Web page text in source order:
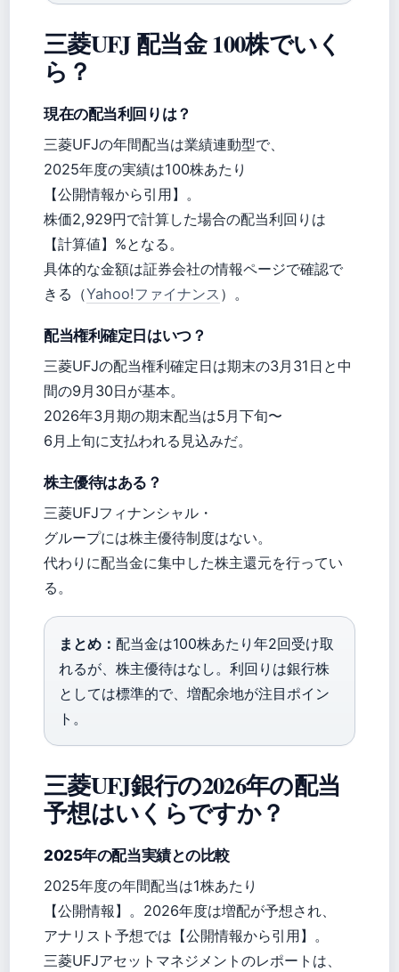
三菱UFJ 配当金 100株でいく
ら？
現在の配当利回りは？
三菱UFJの年間配当は業績連動型で、
2025年度の実績は100株あたり
【公開情報から引用】。
株価2,929円で計算した場合の配当利回りは
【計算値】%となる。
具体的な金額は証券会社の情報ページで確認で
きる（Yahoo!ファイナンス ）。
配当権利確定日はいつ？
三菱UFJの配当権利確定日は期末の3月31日と中
間の9月30日が基本。
2026年3月期の期末配当は5月下旬〜
6月上旬に支払われる見込みだ。
株主優待はある？
三菱UFJフィナンシャル・
グループには株主優待制度はない。
代わりに配当金に集中した株主還元を行ってい
る。
まとめ： 配当金は100株あたり年2回受け取
れるが、株主優待はなし。利回りは銀行株
としては標準的で、増配余地が注目ポイン
ト。
三菱UFJ銀行の2026年の配当
予想はいくらですか？
2025年の配当実績との比較
2025年度の年間配当は1株あたり
【公開情報】。2026年度は増配が予想され、
アナリスト予想では【公開情報から引用】。
三菱UFJアセットマネジメントのレポートは、